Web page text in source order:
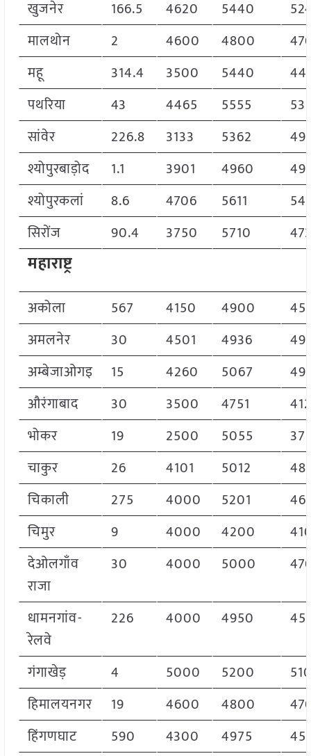
खुजनेर 166.5 4620 5440
मालथोन
2 4600 4800
महू
314.4 3500 5440
पथरिया
43 4465 5555
सांवेर
226.8 3133 5362
श्योपुरबाड़ोद
1.1 3901 4960
श्योपुरकलां
8.6 4706 5611
सिरोंज
90.4 3750 5710
महाराष्ट्र
अकोला 567 4150 4900
अमलनेर
30 4501 4936
अम्बेजाओगइ
15 4260 5067
औरंगाबाद
30 3500 4751
भोकर
19 2500 5055
चाकुर
26 4101 5012
चिकाली
275 4000 5201
चिमुर
9 4000 4200
देओलगाँव
राजा
30 4000 5000
धामनगांव-
रेलवे
226 4000 4950
गंगाखेड़ 4 5000 5200
हिमालयनगर
19 4600 4800
हिंगणघाट
590 4300 4975